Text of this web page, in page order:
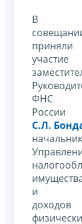
В
приняли
участие
ФНС
России
С.Л.
начальник
и
доходов